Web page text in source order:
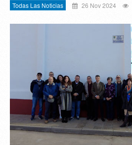
Todas Las Noticias 26 Nov 2024